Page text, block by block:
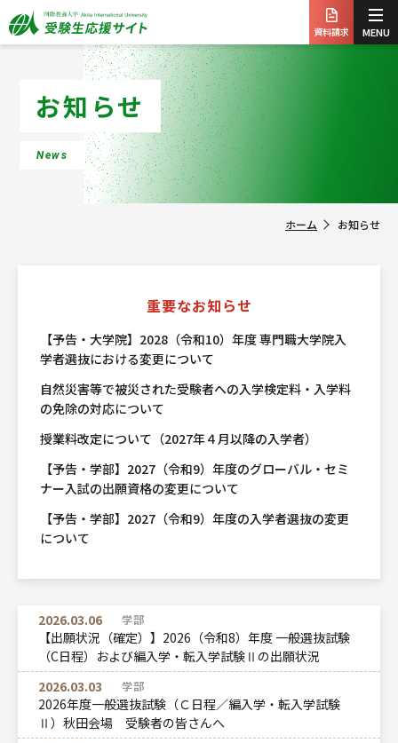
資料請求 MENU
お知らせ
News
ホーム お知らせ
重要なお知らせ
【予告・大学院】2028（令和10）年度 専門職大学院入
学者選抜における変更について
自然災害等で被災された受験者への入学検定料・入学料
の免除の対応について
授業料改定について（2027年４月以降の入学者）
【予告・学部】2027（令和9）年度のグローバル・セミ
ナー入試の出願資格の変更について
【予告・学部】2027（令和9）年度の入学者選抜の変更
について
2026.03.06 学部
【出願状況（確定）】2026（令和8）年度 一般選抜試験
（C日程）および編入学・転入学試験Ⅱの出願状況
2026.03.03
学部
2026年度一般選抜試験（Ｃ日程／編入学・転入学試験
Ⅱ）秋田会場 受験者の皆さんへ